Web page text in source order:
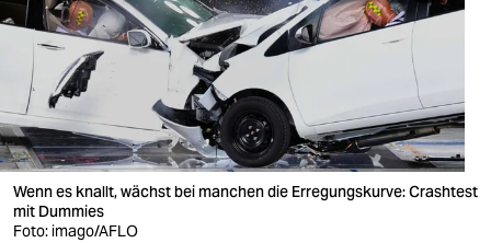
nord
wahrheit
verlag
verlag
veranstaltungen
Wenn es knallt, wächst bei manchen die Erregungskurve: Crashtest
mit Dummies
Foto: imago/AFLO